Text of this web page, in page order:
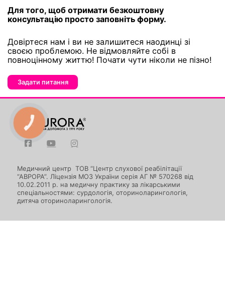
Для того, щоб отримати безкоштовну
консультацію просто заповніть форму.
Довіртеся нам і ви не залишитеся наодинці зі
своєю проблемою. Не відмовляйте собі в
повноцінному життю! Почати чути ніколи не пізно!
Задати питання
Медичний центр ТОВ “Центр слухової реабілітації
“АВРОРА”. Ліцензія МОЗ України серія АГ № 570268 від
10.02.2011 р. на медичну практику за лікарськими
спеціальностями: сурдологія, оториноларингологія,
дитяча оториноларингологія.
КНОПКА
ЗВ'ЯЗКУ